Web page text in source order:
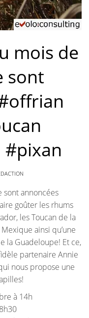
mois de
sont
sont annoncées
goûter les rhums
les Toucan de la
ainsi qu’une
la Guadeloupe! Et ce,
partenaire Annie
nous propose une
à 14h